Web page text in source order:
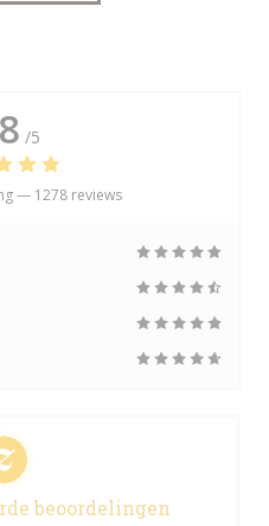
/5
— 1278 reviews
beoordelingen